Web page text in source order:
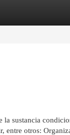
sustancia
entre otros: